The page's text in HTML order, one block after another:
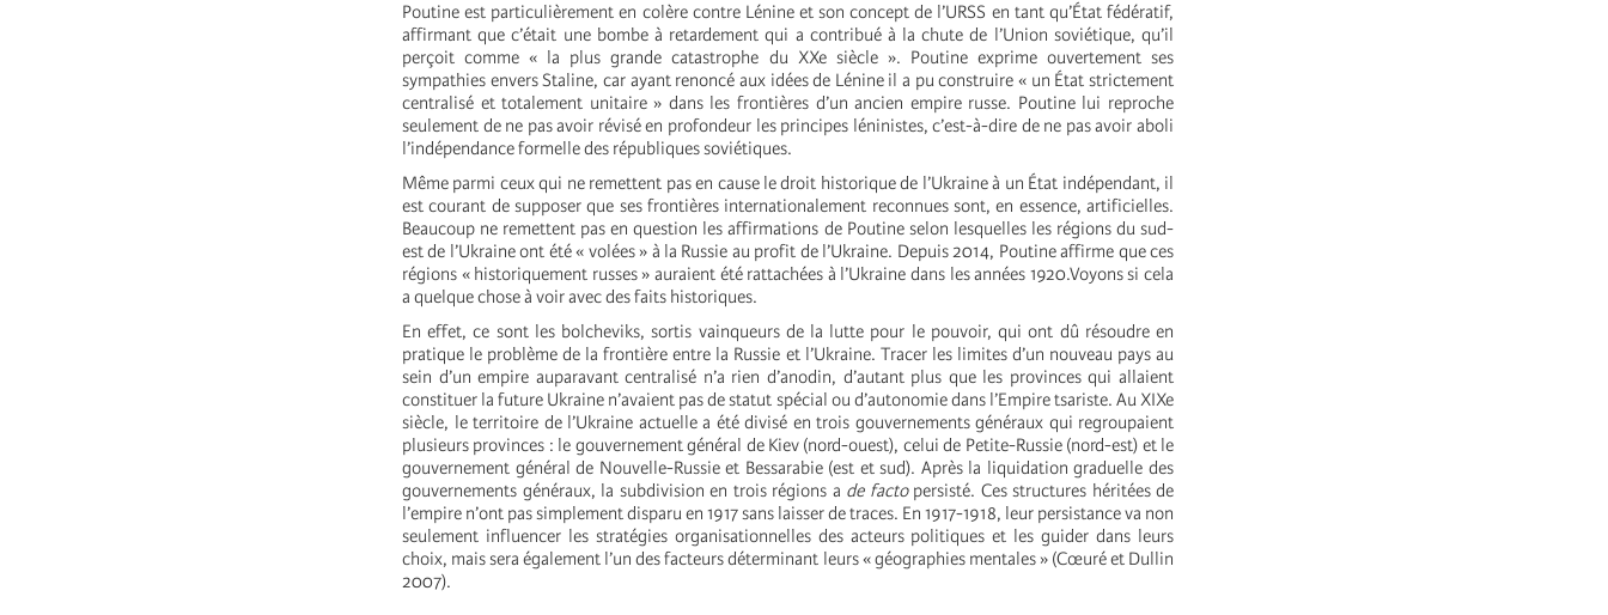
Poutine est particulièrement en colère contre Lénine et son concept de l’URSS en tant qu’État fédératif,
affirmant que c’était une bombe à retardement qui a contribué à la chute de l’Union soviétique, qu’il
perçoit comme « la plus grande catastrophe du XXe siècle ». Poutine exprime ouvertement ses
sympathies envers Staline, car ayant renoncé aux idées de Lénine il a pu construire « un État strictement
centralisé et totalement unitaire » dans les frontières d’un ancien empire russe. Poutine lui reproche
seulement de ne pas avoir révisé en profondeur les principes léninistes, c’est-à-dire de ne pas avoir aboli
l’indépendance formelle des républiques soviétiques.
Même parmi ceux qui ne remettent pas en cause le droit historique de l’Ukraine à un État indépendant, il
est courant de supposer que ses frontières internationalement reconnues sont, en essence, artificielles.
Beaucoup ne remettent pas en question les affirmations de Poutine selon lesquelles les régions du sud-
est de l’Ukraine ont été « volées » à la Russie au profit de l’Ukraine. Depuis 2014, Poutine affirme que ces
régions « historiquement russes » auraient été rattachées à l’Ukraine dans les années 1920.Voyons si cela
a quelque chose à voir avec des faits historiques.
En effet, ce sont les bolcheviks, sortis vainqueurs de la lutte pour le pouvoir, qui ont dû résoudre en
pratique le problème de la frontière entre la Russie et l’Ukraine. Tracer les limites d’un nouveau pays au
sein d’un empire auparavant centralisé n’a rien d’anodin, d’autant plus que les provinces qui allaient
constituer la future Ukraine n’avaient pas de statut spécial ou d’autonomie dans l’Empire tsariste. Au XIXe
siècle, le territoire de l’Ukraine actuelle a été divisé en trois gouvernements généraux qui regroupaient
plusieurs provinces : le gouvernement général de Kiev (nord-ouest), celui de Petite-Russie (nord-est) et le
gouvernement général de Nouvelle-Russie et Bessarabie (est et sud). Après la liquidation graduelle des
gouvernements généraux, la subdivision en trois régions a de factopersisté. Ces structures héritées de
l’empire n’ont pas simplement disparu en 1917 sans laisser de traces. En 1917-1918, leur persistance va non
seulement influencer les stratégies organisationnelles des acteurs politiques et les guider dans leurs
choix, mais sera également l’un des facteurs déterminant leurs « géographies mentales » (Cœuré et Dullin
2007).